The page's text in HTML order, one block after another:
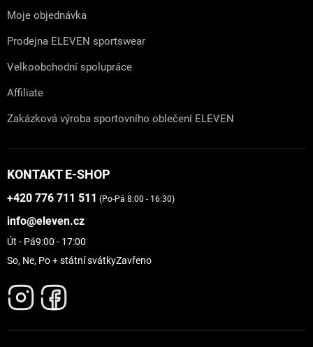
Moje objednávka
Prodejna ELEVEN sportswear
Velkoobchodní spolupráce
Affiliate
Zakázková výroba sportovního oblečení ELEVEN
KONTAKT E-SHOP
+420 776 711 511 (Po-Pá 8:00 - 16:30)
info@eleven.cz
Út - Pá9:00 - 17:00
So, Ne, Po + státní svátkyZavřeno